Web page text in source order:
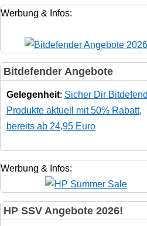
Werbung & Infos:
Bitdefender Angebote
Gelegenheit: Sicher Dir
Produkte aktuell mit 50% Rabatt,
bereits ab 24,95 Euro
Werbung & Infos:
HP SSV Angebote 2026!